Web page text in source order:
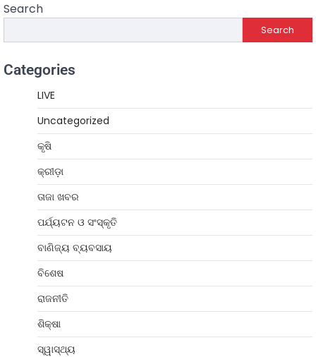
Search
Search
Categories
LIVE
Uncategorized
କୃଷି
କ୍ରୀଡ଼ା
ତାଜା ଖବର
ପର୍ଯ୍ୟଟନ ଓ ସଂସ୍କୃତି
ବାଣିଜ୍ୟ ବ୍ୟବସାୟ
ବିଶେଷ
ରାଜନୀତି
ଶିକ୍ଷା
ସ୍ୱାସ୍ଥ୍ୟ